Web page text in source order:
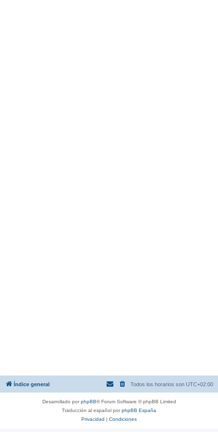
Índice general Todos los horarios son UTC+02:00
Desarrollado porphpBB® Forum Software © phpBB Limited
Traducción al español porphpBB España
Privacidad | Condiciones